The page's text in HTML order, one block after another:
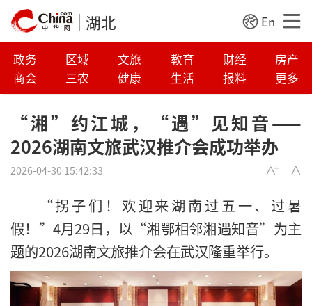
湖北 En
政务 区域 文旅 教育 财经
房产
商会
三农 健康 生活 报料 更多
“湘”约江城，“遇”见知音——
2026湖南文旅武汉推介会成功举办
2026-04-30 15:42:33
“拐子们！欢迎来湖南过五一、过暑
假！”4月29日，以“湘鄂相邻湘遇知音”为主
题的2026湖南文旅推介会在武汉隆重举行。